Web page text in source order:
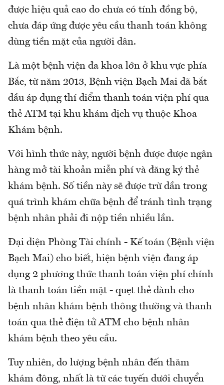
được hiệu quả cao do chưa có tính đồng bộ,
chưa đáp ứng được yêu cầu thanh toán không
dùng tiền mặt của người dân.
Là một bệnh viện đa khoa lớn ở khu vực phía
Bắc, từ năm 2013, Bệnh viện Bạch Mai đã bắt
đầu áp dụng thí điểm thanh toán viện phí qua
thẻ ATM tại khu khám dịch vụ thuộc Khoa
Khám bệnh.
Với hình thức này, người bệnh được được ngân
hàng mở tài khoản miễn phí và đăng ký thẻ
khám bệnh. Số tiền này sẽ được trừ dần trong
quá trình khám chữa bệnh để tránh tình trạng
bệnh nhân phải đi nộp tiền nhiều lần.
Đại diện Phòng Tài chính - Kế toán (Bệnh viện
Bạch Mai) cho biết, hiện bệnh viện đang áp
dụng 2 phương thức thanh toán viện phí chính
là thanh toán tiền mặt - quẹt thẻ dành cho
bệnh nhân khám bệnh thông thường và thanh
toán qua thẻ điện tử ATM cho bệnh nhân
khám bệnh theo yêu cầu.
Tuy nhiên, do lượng bệnh nhân đến thăm
khám đông, nhất là từ các tuyến dưới chuyển